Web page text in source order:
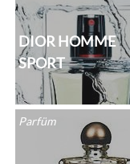
DIOR HOMME
SPORT
Parfüm